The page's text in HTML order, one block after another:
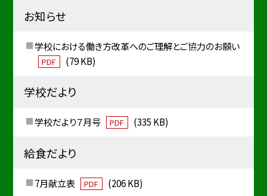
お知らせ
学校における働き方改革へのご理解とご協力のお願い
PDF (79 KB)
学校だより
学校だより７月号 PDF (335 KB)
給食だより
7月献立表 PDF
(206 KB)